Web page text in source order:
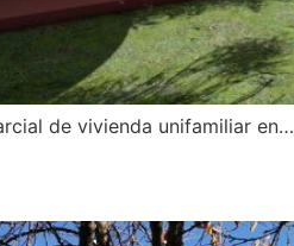
de vivienda unifamiliar en…